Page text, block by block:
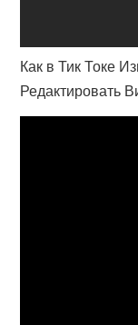
Как в Тик Токе
Редактировать